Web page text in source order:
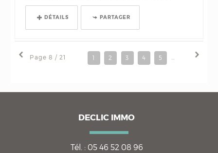
DÉTAILS PARTAGER
Page 8 / 21 1 2 3 4 5 7
DECLIC IMMO
Tél. : 05 46 52 08 96